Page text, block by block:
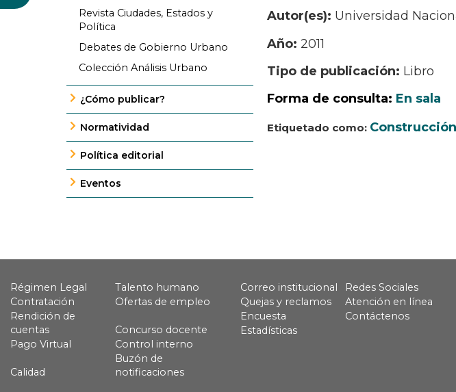
Revista Ciudades, Estados y
Política
Debates de Gobierno Urbano
Colección Análisis Urbano
¿Cómo publicar?
Normatividad
Política editorial
Eventos
Autor(es): Universidad
Año: 2011
Tipo de publicación: Libro
Forma de consulta: En sala
Etiquetado como: Construcción
Régimen Legal
Talento humano
Contratación
Ofertas de empleo
Rendición de
cuentas
Concurso docente
Pago Virtual
Control interno
Calidad
Buzón de
notificaciones
Correo institucional
Redes Sociales
Quejas y reclamos
Atención en línea
Encuesta
Contáctenos
Estadísticas